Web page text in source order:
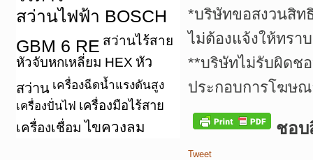
สว่านไฟฟ้า BOSCH
GBM 6 RE สว่านไร้สาย
หัวจับหกเหลี่ยม HEX หัว
สว่าน เครื่องฉีดน้ำแรงดันสูง
เครื่องปั่นไฟ เครื่องมือไร้สาย
เครื่องเชื่อม ไขควงลม
*บริษัทขอสงวนสิท
ไม่ต้องแจ้งให้ทรา
**บริษัทไม่รับผิดช
ประกอบการโฆษ
ชอบ
Tweet